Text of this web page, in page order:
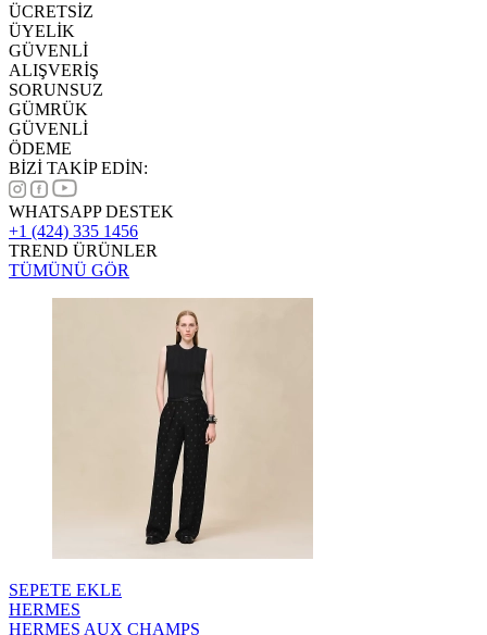
ÜCRETSİZ
ÜYELİK
GÜVENLİ
ALIŞVERİŞ
SORUNSUZ
GÜMRÜK
GÜVENLİ
ÖDEME
BİZİ TAKİP EDİN:
WHATSAPP DESTEK
+1 (424) 335 1456
TREND ÜRÜNLER
TÜMÜNÜ GÖR
SEPETE EKLE
HERMES
HERMES AUX CHAMPS